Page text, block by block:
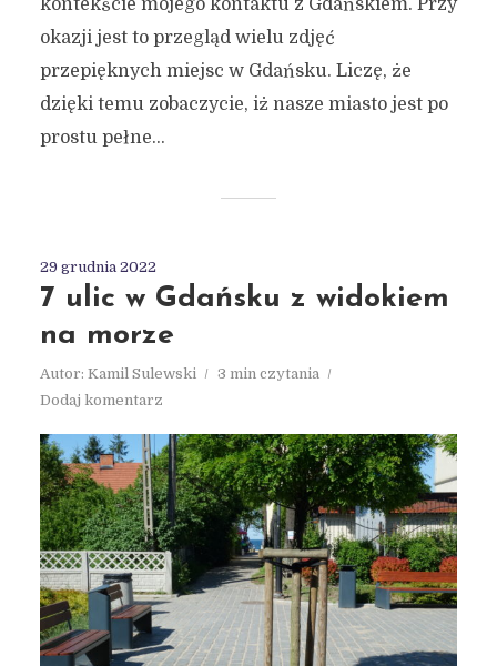
kontekście mojego kontaktu z Gdańskiem. Przy
okazji jest to przegląd wielu zdjęć
przepięknych miejsc w Gdańsku. Liczę, że
dzięki temu zobaczycie, iż nasze miasto jest po
prostu pełne...
29 grudnia 2022
7 ulic w Gdańsku z widokiem
na morze
Autor: Kamil Sulewski
3 min czytania
Dodaj komentarz